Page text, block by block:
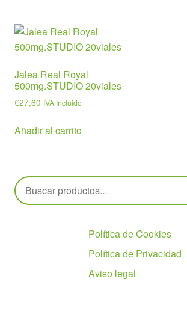
Jalea Real Royal
500mg.STUDIO 20viales
€27,60 IVA Incluido
Añadir al carrito
Buscar
Política de Cookies
Política de Privacidad
Aviso legal